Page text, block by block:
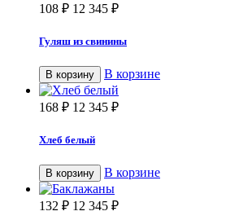
108 ₽ 12 345 ₽
Гуляш из свинины
В корзину В корзине
168 ₽ 12 345 ₽
Хлеб белый
В корзину В корзине
132 ₽ 12 345 ₽